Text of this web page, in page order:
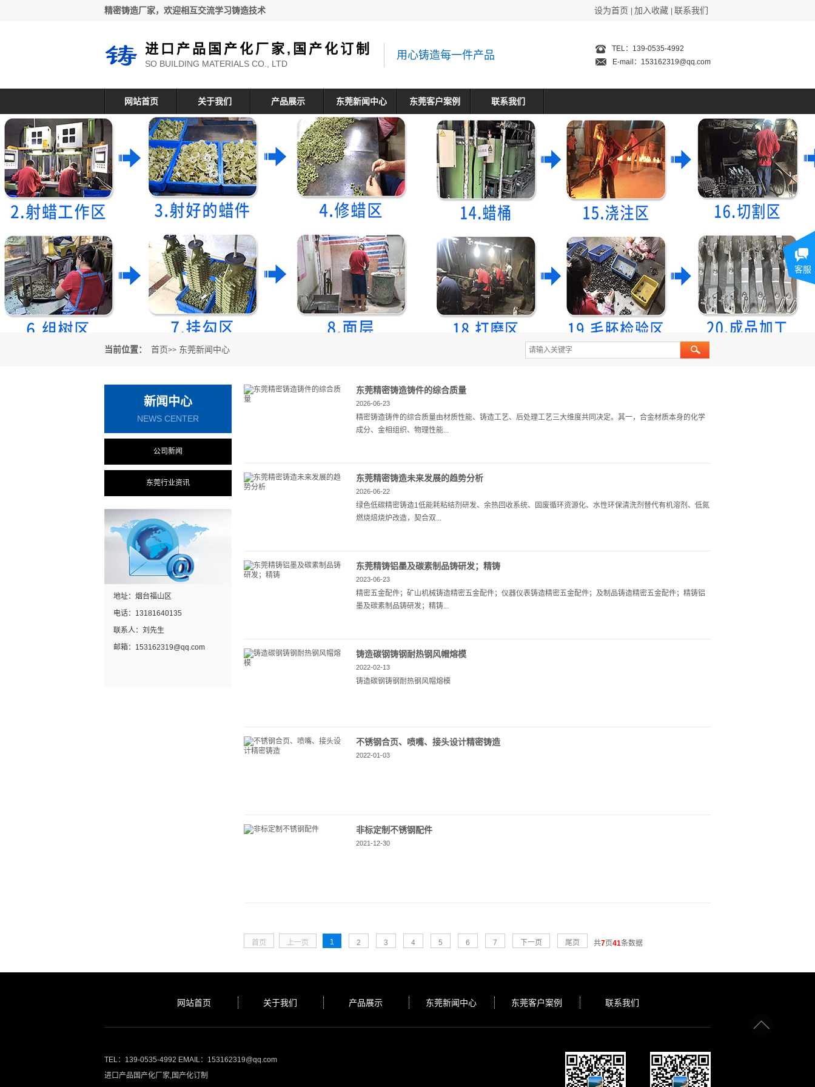
精密铸造厂家，欢迎相互交流学习铸造技术 设为首页 加入收藏 联系我们
进口产品国产化厂家,国产化订制
SO BUILDING MATERIALS CO., LTD
用心铸造每一件产品
TEL：139-0535-4992
E-mail：153162319@qq.com
网站首页 关于我们 产品展示 东莞新闻中心 东莞客户案例 联系我们
当前位置： 首页>> 东莞新闻中心
新闻中心
NEWS CENTER
公司新闻
东莞行业资讯
地址：烟台福山区
电话：13181640135
联系人：刘先生
邮箱：153162319@qq.com
东莞精密铸造铸件的综合质量
2026-06-23
精密铸造铸件的综合质量由材质性能、铸造工艺、后处理工艺三大维度共同决定。其一，合金材质本身的化学
成分、金相组织、物理性能...
东莞精密铸造未来发展的趋势分析
2026-06-22
绿色低碳精密铸造1低能耗粘结剂研发、余热回收系统、固废循环资源化、水性环保清洗剂替代有机溶剂、低氮
燃烧焙烧炉改造，契合双...
东莞精铸铝墨及碳素制品铸研发；精铸
2023-06-23
精密五金配件；矿山机械铸造精密五金配件；仪器仪表铸造精密五金配件；及制品铸造精密五金配件；精铸铝
墨及碳素制品铸研发；精铸...
铸造碳钢铸钢耐热钢风帽熔模
2022-02-13
铸造碳钢铸钢耐热钢风帽熔模
不锈钢合页、喷嘴、接头设计精密铸造
2022-01-03
非标定制不锈钢配件
2021-12-30
首页 上一页 1 2 3 4 5 6 7 下一页 尾页 共7页41条数据
网站首页 关于我们 产品展示 东莞新闻中心 东莞客户案例 联系我们
TEL：139-0535-4992 EMAIL：153162319@qq.com
进口产品国产化厂家,国产化订制
客服